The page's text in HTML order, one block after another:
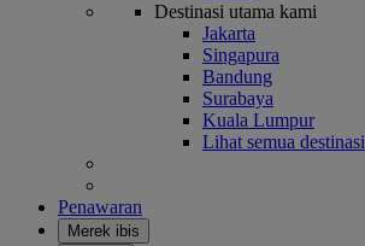
Destinasi utama kami
Jakarta
Singapura
Bandung
Surabaya
Kuala Lumpur
Lihat semua destinasi
Penawaran
Merek ibis